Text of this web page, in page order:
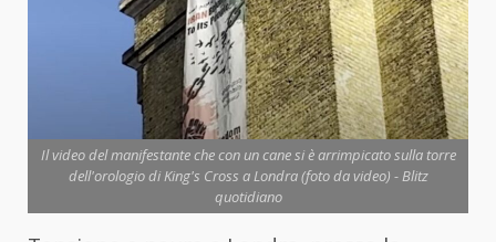
Il video del manifestante che con un cane si è arrimpicato sulla torre
dell'orologio di King's Cross a Londra (foto da video) - Blitz
quotidiano